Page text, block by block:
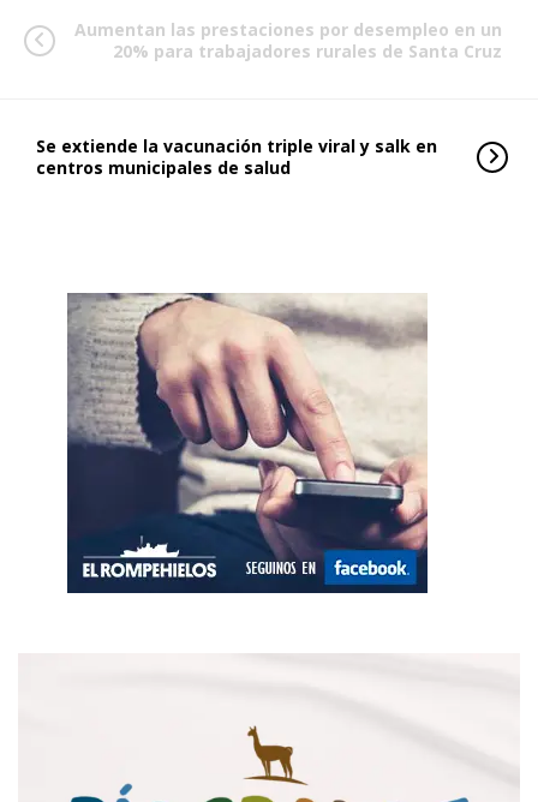
Aumentan las prestaciones por desempleo en un
20% para trabajadores rurales de Santa Cruz
Se extiende la vacunación triple viral y salk en
centros municipales de salud